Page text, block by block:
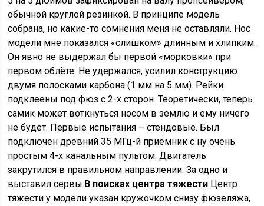
обычной круглой резинкой. В принципе модель
собрана, но какие-то сомнения меня не оставляли. Нос
модели мне показался «слишком» длинным и хлипким.
Он явно не выдержал бы первой «морковки» при
первом облёте. Не удержался, усилил конструкцию
двумя полосками карбона (1 мм на 5 мм). Рейки
подклеены под фюз с 2-х сторон. Теоретически, теперь
самик может воткнуться носом в землю и ему ничего
не будет. Первые испытания – стендовые. Был
подключен древний 35 МГц-й приёмник с ну очень
простым 4-х канальным пультом. Двигатель
закрутился в правильном направлении. За одно и
выставил сервы.В поисках центра тяжести Центр
тяжести у модели указан кружочком снизу фюзеляжа,